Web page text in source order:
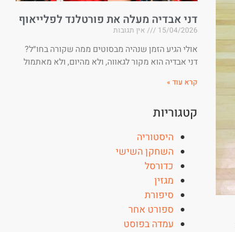
דני אבדיה מעלה את פורטלנד לפלייאוף
15/04/2026 אין תגובות
אולי הגיע הזמן שנהיה מבסוטים ממה שקורה בחו״ל?
דני אבדיה הוא מקור לגאווה, ולא מהיום, ולא מאתמול
קרא עוד »
קטגוריות
היסטוריה
השחקן השישי
כדורסל
מגזין
סיפורת
ספורט אחר
עמדה בפוסט